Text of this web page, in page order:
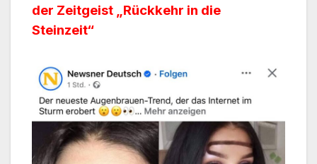
der Zeitgeist „Rückkehr in die
Steinzeit“